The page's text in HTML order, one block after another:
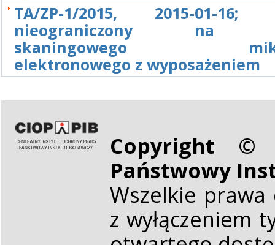
TA/ZP-1/2015, 2015-01-16;
nieograniczony na
skaningowego
elektronowego z wyposażeniem
Copyright ©
Państwowy
Wszelkie
z wyłączeniem